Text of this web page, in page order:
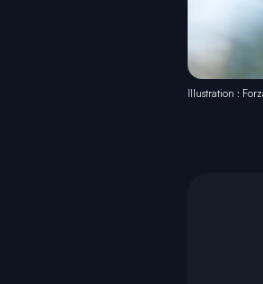
Illustration :